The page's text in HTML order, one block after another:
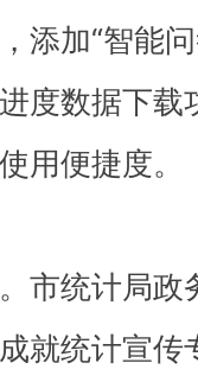
添加“智能
度数据下
用便捷度。
市统计局政
就统计宣传